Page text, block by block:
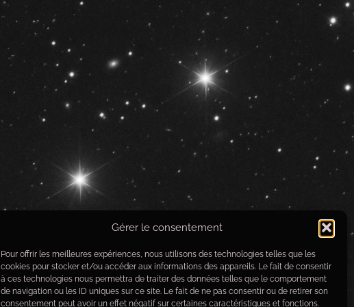
Gérer le consentement
Pour offrir les meilleures expériences, nous utilisons des technologies telles que les
cookies pour stocker et/ou accéder aux informations des appareils. Le fait de consentir
à ces technologies nous permettra de traiter des données telles que le comportement
de navigation ou les ID uniques sur ce site. Le fait de ne pas consentir ou de retirer son
consentement peut avoir un effet négatif sur certaines caractéristiques et fonctions.